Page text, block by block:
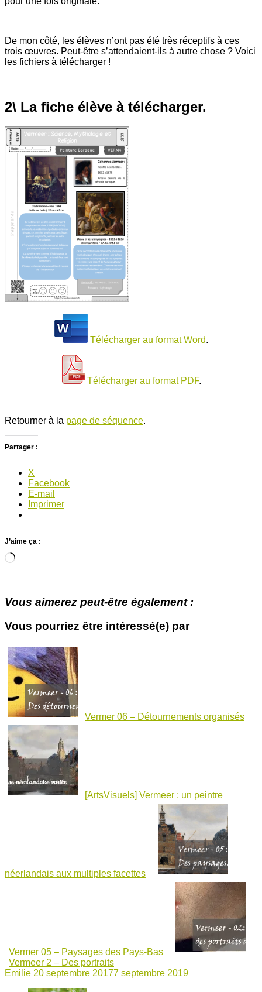
De mon côté, les élèves n’ont pas été très réceptifs à ces
trois œuvres. Peut-être s’attendaient-ils à autre chose ? Voici
les fichiers à télécharger !
2\ La fiche élève à télécharger.
Télécharger au format Word.
Télécharger au format PDF.
Retourner à la page de séquence.
Partager :
X
Facebook
E-mail
Imprimer
J’aime ça :
Chargement…
Vous aimerez peut-être également :
Vous pourriez être intéressé(e) par
Vermer 06 – Détournements organisés
[ArtsVisuels] Vermeer : un peintre
néerlandais aux multiples facettes
Vermer 05 – Paysages des Pays-Bas
Vermeer 2 – Des portraits
Emilie 20 septembre 20177 septembre 2019